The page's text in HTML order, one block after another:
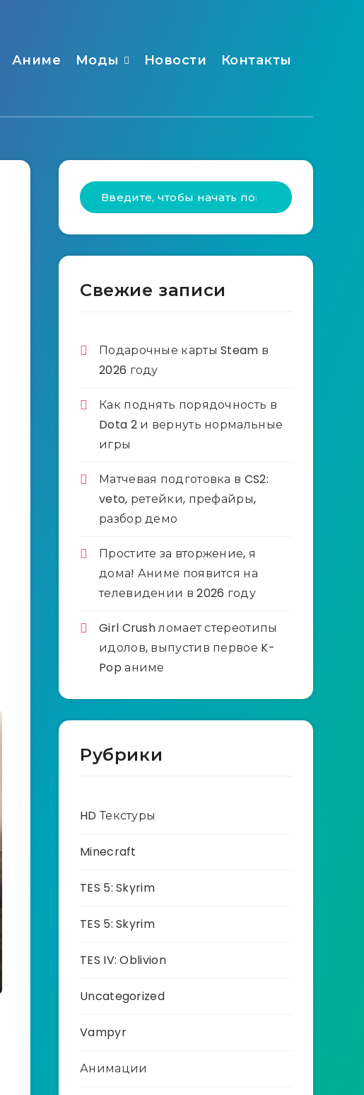
Аниме Моды Новости Контакты
Свежие записи
Подарочные карты Steam в
2026 году
Как поднять порядочность в
Dota 2 и вернуть нормальные
игры
Матчевая подготовка в CS2:
veto, ретейки, префайры,
разбор демо
Простите за вторжение, я
дома! Аниме появится на
телевидении в 2026 году
Girl Crush ломает стереотипы
идолов, выпустив первое K-
Pop аниме
Рубрики
HD Текстуры
Minecraft
TES 5: Skyrim
TES 5: Skyrim
TES IV: Oblivion
Uncategorized
Vampyr
Анимации